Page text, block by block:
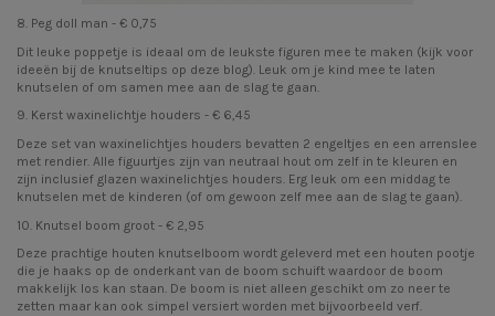
8. Peg doll man - € 0,75
Dit leuke poppetje is ideaal om de leukste figuren mee te maken (kijk voor
ideeën bij de knutseltips op deze blog). Leuk om je kind mee te laten
knutselen of om samen mee aan de slag te gaan.
9. Kerst waxinelichtje houders - € 6,45
Deze set van waxinelichtjes houders bevatten 2 engeltjes en een arrenslee
met rendier. Alle figuurtjes zijn van neutraal hout om zelf in te kleuren en
zijn inclusief glazen waxinelichtjes houders. Erg leuk om een middag te
knutselen met de kinderen (of om gewoon zelf mee aan de slag te gaan).
10. Knutsel boom groot - € 2,95
Deze prachtige houten knutselboom wordt geleverd met een houten pootje
die je haaks op de onderkant van de boom schuift waardoor de boom
makkelijk los kan staan. De boom is niet alleen geschikt om zo neer te
zetten maar kan ook simpel versiert worden met bijvoorbeeld verf.